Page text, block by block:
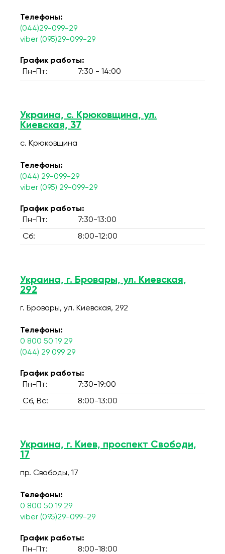
Телефоны:
(044)29-099-29
viber (095)29-099-29
График работы:
Пн-Пт:
7:30 - 14:00
Украина, с. Крюковщина, ул.
Киевская, 37
с. Крюковщина
Телефоны:
(044) 29-099-29
viber (095) 29-099-29
График работы:
Пн-Пт:
7:30-13:00
Сб: 8:00-12:00
Украина, г. Бровары, ул. Киевская,
292
г. Бровары, ул. Киевская, 292
Телефоны:
0 800 50 19 29
(044) 29 099 29
График работы:
Пн-Пт:
7:30-19:00
Сб, Вс: 8:00-13:00
Украина, г. Киев, проспект Свободи,
17
пр. Свободы, 17
Телефоны:
0 800 50 19 29
viber (095)29-099-29
График работы:
Пн-Пт:
8:00-18:00